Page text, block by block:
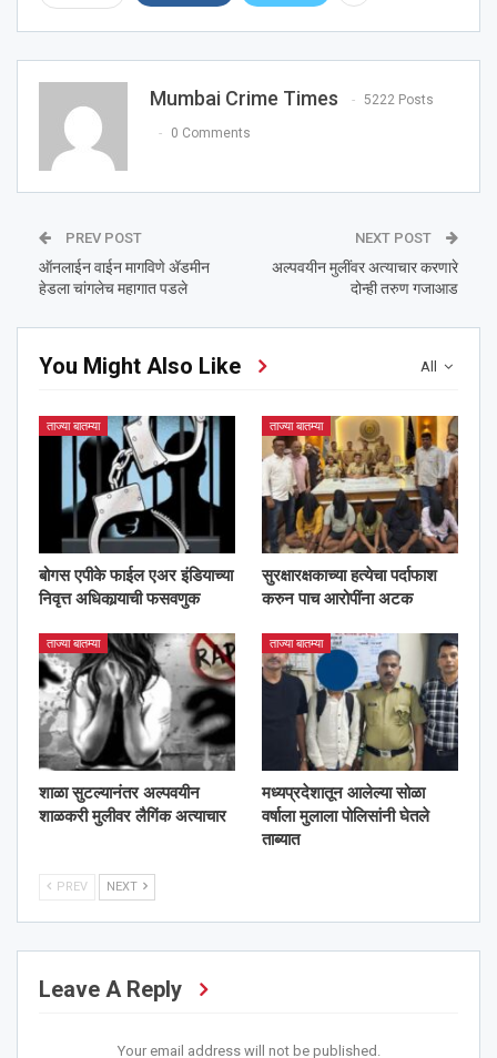
Mumbai Crime Times 5222 Posts
0 Comments
PREV POST
ऑनलाईन वाईन मागविणे अ‍ॅडमीन
हेडला चांगलेच महागात पडले
NEXT POST
अल्पवयीन मुलींवर अत्याचार करणारे
दोन्ही तरुण गजाआड
All
You Might Also Like
ताज्या बातम्या
बोगस एपीके फाईल एअर इंडियाच्या
निवृत्त अधिकार्‍याची फसवणुक
ताज्या बातम्या
सुरक्षारक्षकाच्या हत्येचा पर्दाफाश
करुन पाच आरोपींना अटक
ताज्या बातम्या
शाळा सुटल्यानंतर अल्पवयीन
शाळकरी मुलीवर लैगिंक अत्याचार
ताज्या बातम्या
मध्यप्रदेशातून आलेल्या सोळा
वर्षाला मुलाला पोलिसांनी घेतले
ताब्यात
PREV NEXT
Leave A Reply
Your email address will not be published.